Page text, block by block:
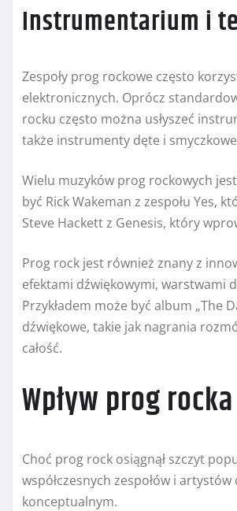
Instrumentarium i
Zespoły prog rockowe często
elektronicznych. Oprócz
rocku często można usłyszeć
także instrumenty dęte i
Wielu muzyków prog rockowych
być Rick Wakeman z zespołu Yes,
Steve Hackett z Genesis, który
Prog rock jest również znany z
efektami dźwiękowymi, warstwami
Przykładem może być album „The
dźwiękowe, takie jak nagrania
całość.
Wpływ prog
Choć prog rock osiągnął szczyt
współczesnych zespołów i
konceptualnym.